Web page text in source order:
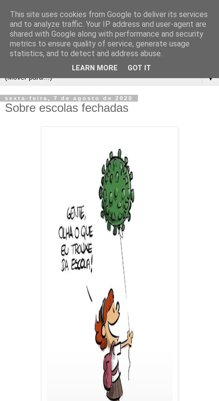
▼
sexta-feira, 7 de agosto de 2020
Sobre escolas fechadas
This site uses cookies from Google to deliver its services
and to analyze traffic. Your IP address and user-agent are
shared with Google along with performance and security
metrics to ensure quality of service, generate usage
statistics, and to detect and address abuse.
LEARN MORE GOT IT